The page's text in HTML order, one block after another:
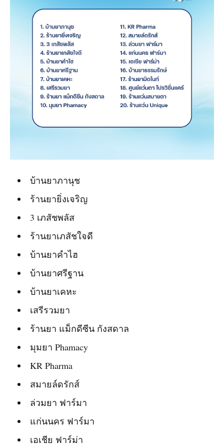
บ้านยาภานุช
ร้านยายิ่งเจริญ
3 เภสัชพลัส
ร้านยาเภสัชใจดี
บ้านยาคำไฮ
บ้านยาศรีฐาน
บ้านยาเคหะ
เสรีรวมยา
ร้านยา แม็กดีซีน กังสดาล
มุมยา Phamacy
KR Pharma
สมายล์ดรักส์
ล่วมยา ฟาร์มา
แก่นนคร ฟาร์มา
เอเชีย ฟาร์ม่า